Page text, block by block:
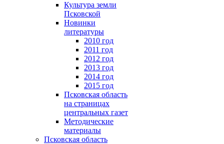
Культура земли
Псковской
Новинки
литературы
2010 год
2011 год
2012 год
2013 год
2014 год
2015 год
Псковская область
на страницах
центральных газет
Методические
материалы
Псковская область